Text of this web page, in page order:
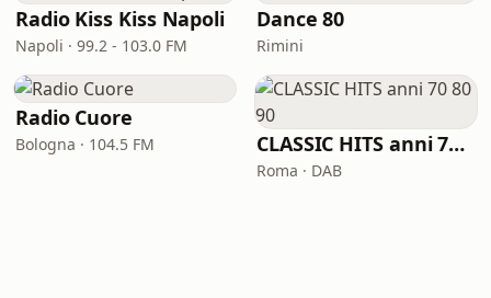
Radio Kiss Kiss Napoli
Napoli · 99.2 - 103.0 FM
Dance 80
Rimini
Radio Cuore
Bologna · 104.5 FM CLASSIC HITS anni 70 80 90
Roma · DAB